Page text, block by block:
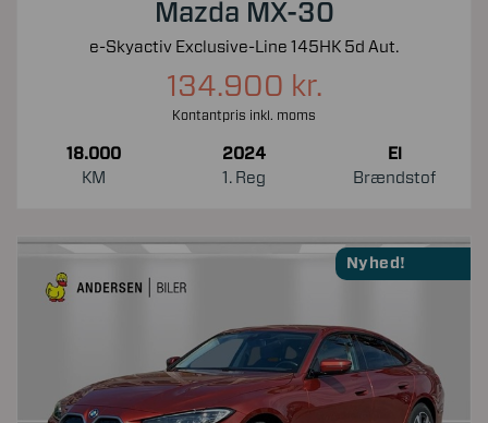
Mazda MX-30
e-Skyactiv Exclusive-Line 145HK 5d Aut.
134.900 kr.
Kontantpris inkl. moms
18.000
KM
2024
1. Reg
El
Brændstof
Nyhed!